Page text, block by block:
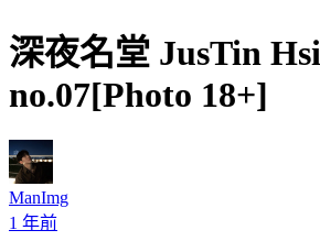
深夜名堂 JusTin
no.07[Photo 18+]
ManImg
1 年前